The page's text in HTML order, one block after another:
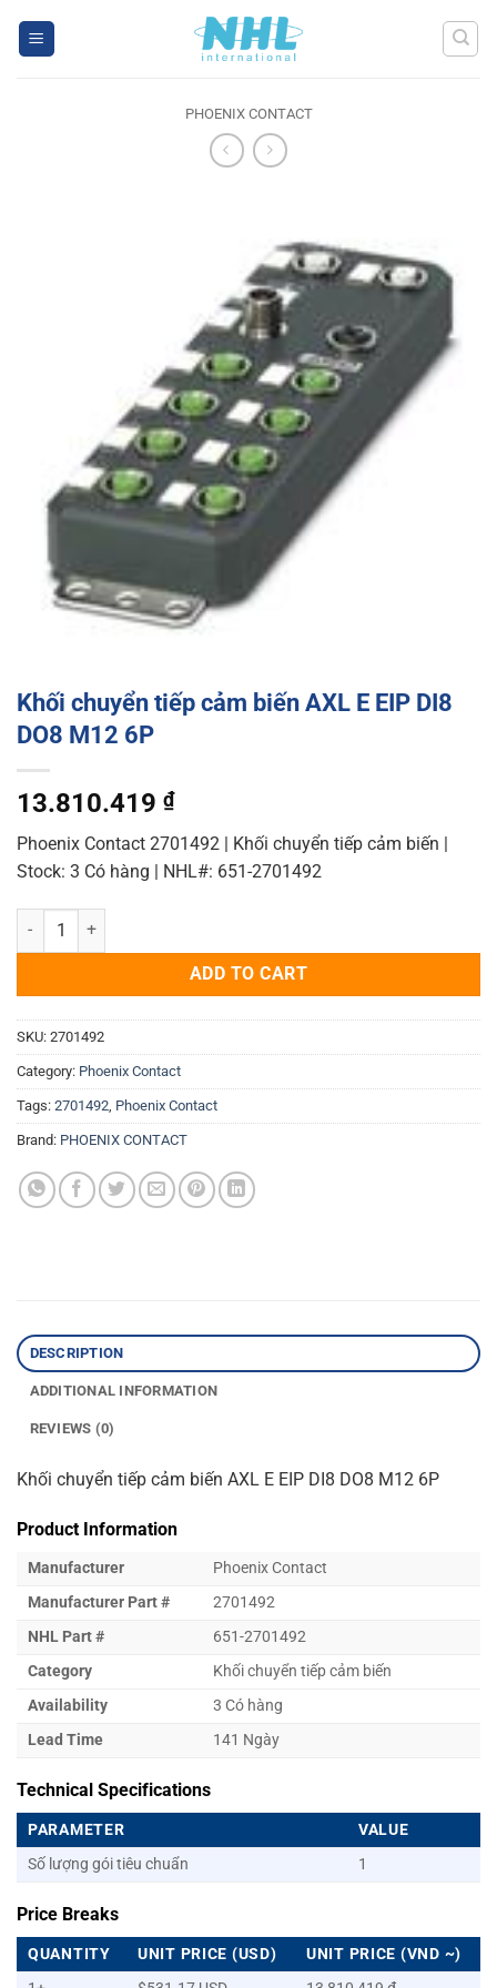
PHOENIX CONTACT
Khối chuyển tiếp cảm biến AXL E EIP DI8
DO8 M12 6P
13.810.419 ₫
Phoenix Contact 2701492 | Khối chuyển tiếp cảm biến |
Stock: 3 Có hàng | NHL#: 651-2701492
Khối chuyển tiếp cảm biến AXL E EIP DI8 DO8 M12 6P quantity
ADD TO CART
SKU: 2701492
Category: Phoenix Contact
Tags: 2701492 Phoenix Contact
Brand: PHOENIX CONTACT
DESCRIPTION
ADDITIONAL INFORMATION
REVIEWS (0)
Khối chuyển tiếp cảm biến AXL E EIP DI8 DO8 M12 6P
Product Information
Manufacturer
Phoenix Contact
Manufacturer Part #
2701492
NHL Part #
651-2701492
Category
Khối chuyển tiếp cảm biến
Availability
3 Có hàng
Lead Time
141 Ngày
Technical Specifications
PARAMETER
VALUE
Số lượng gói tiêu chuẩn
1
Price Breaks
QUANTITY UNIT PRICE (USD)
UNIT PRICE (VND ~)